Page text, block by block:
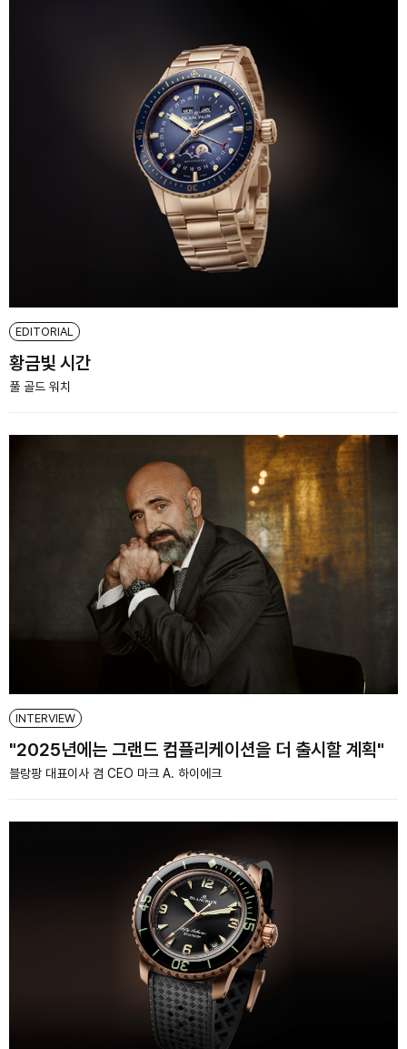
EDITORIAL
황금빛 시간
풀 골드 워치
INTERVIEW
"2025년에는 그랜드 컴플리케이션을 더 출시할 계획"
블랑팡 대표이사 겸 CEO 마크 A. 하이에크